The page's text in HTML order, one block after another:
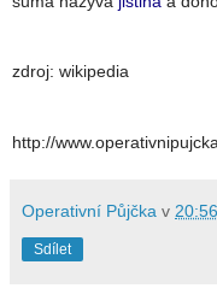
zdroj: wikipedia
http://
Operativní Půjčka v 20:56
Sdílet